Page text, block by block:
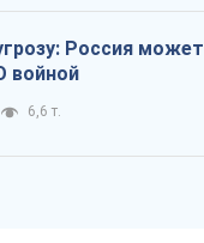
Россия может
войной
6,6 т.